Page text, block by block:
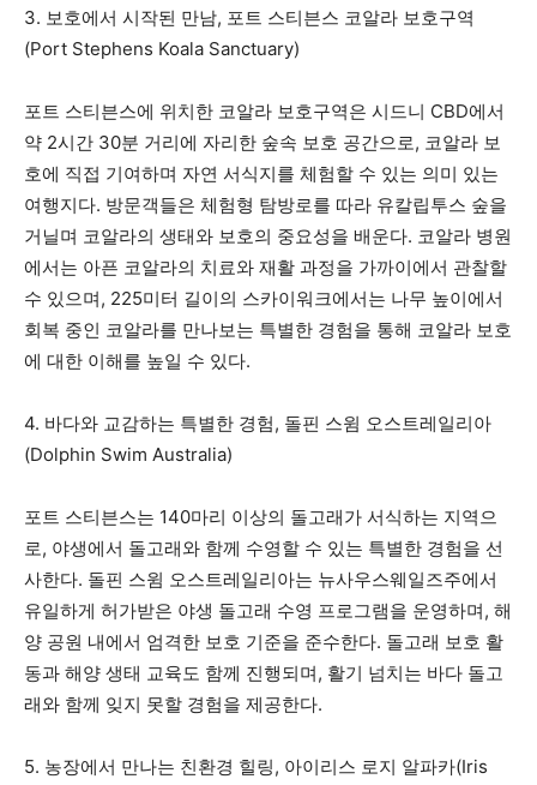
3. 보호에서 시작된 만남, 포트 스티븐스 코알라 보호구역
(Port Stephens Koala Sanctuary)
포트 스티븐스에 위치한 코알라 보호구역은 시드니 CBD에서
약 2시간 30분 거리에 자리한 숲속 보호 공간으로, 코알라 보
호에 직접 기여하며 자연 서식지를 체험할 수 있는 의미 있는
여행지다. 방문객들은 체험형 탐방로를 따라 유칼립투스 숲을
거닐며 코알라의 생태와 보호의 중요성을 배운다. 코알라 병원
에서는 아픈 코알라의 치료와 재활 과정을 가까이에서 관찰할
수 있으며, 225미터 길이의 스카이워크에서는 나무 높이에서
회복 중인 코알라를 만나보는 특별한 경험을 통해 코알라 보호
에 대한 이해를 높일 수 있다.
4. 바다와 교감하는 특별한 경험, 돌핀 스윔 오스트레일리아
(Dolphin Swim Australia)
포트 스티븐스는 140마리 이상의 돌고래가 서식하는 지역으
로, 야생에서 돌고래와 함께 수영할 수 있는 특별한 경험을 선
사한다. 돌핀 스윔 오스트레일리아는 뉴사우스웨일즈주에서
유일하게 허가받은 야생 돌고래 수영 프로그램을 운영하며, 해
양 공원 내에서 엄격한 보호 기준을 준수한다. 돌고래 보호 활
동과 해양 생태 교육도 함께 진행되며, 활기 넘치는 바다 돌고
래와 함께 잊지 못할 경험을 제공한다.
5. 농장에서 만나는 친환경 힐링, 아이리스 로지 알파카(Iris